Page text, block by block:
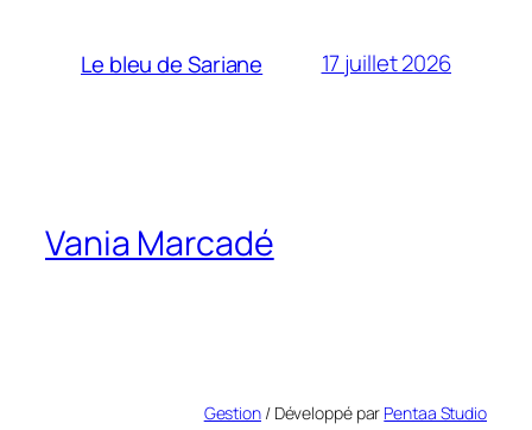
Le bleu de Sariane 17 juillet 2026
Vania Marcadé
Gestion/ Développé par Pentaa Studio